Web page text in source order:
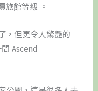
館等級 。
，但更令人驚艷的
Ascend